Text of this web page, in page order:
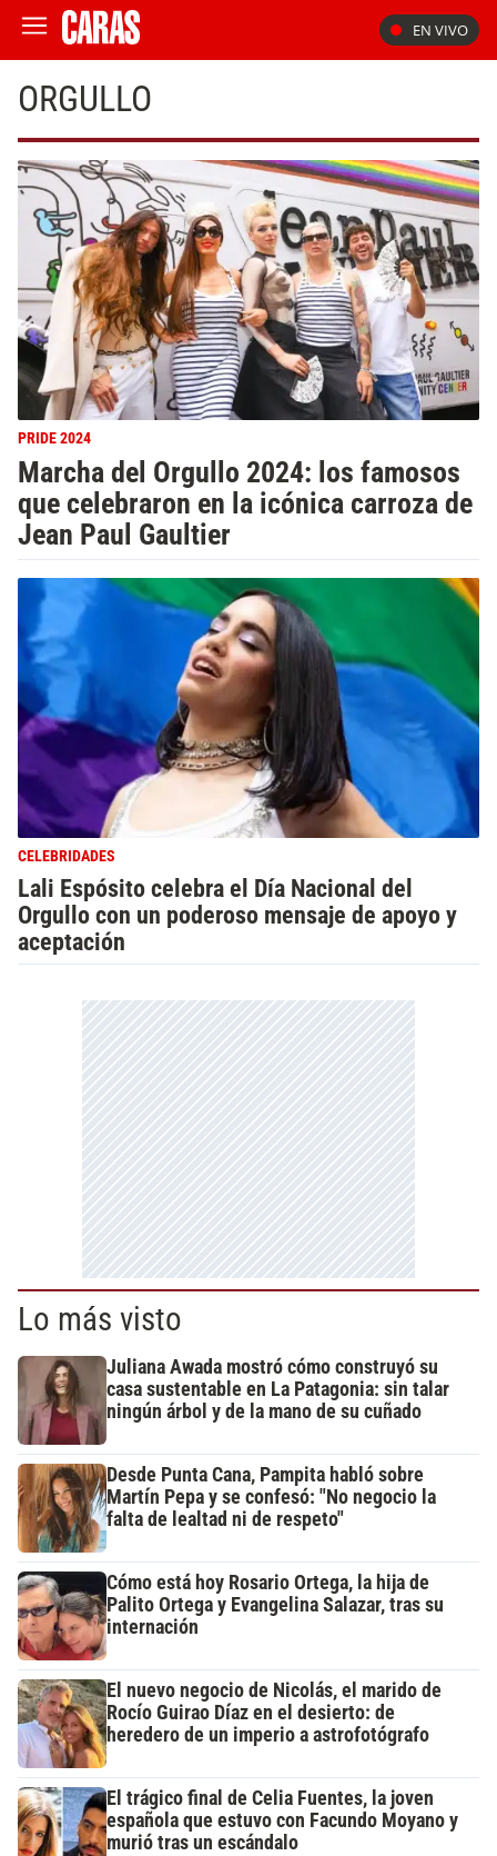
EN VIVO
ORGULLO
PRIDE 2024
Marcha del Orgullo 2024: los famosos
que celebraron en la icónica carroza de
Jean Paul Gaultier
CELEBRIDADES
Lali Espósito celebra el Día Nacional del
Orgullo con un poderoso mensaje de apoyo y
aceptación
Lo más visto
Juliana Awada mostró cómo construyó su
casa sustentable en La Patagonia: sin talar
ningún árbol y de la mano de su cuñado
Desde Punta Cana, Pampita habló sobre
Martín Pepa y se confesó: "No negocio la
falta de lealtad ni de respeto"
Cómo está hoy Rosario Ortega, la hija de
Palito Ortega y Evangelina Salazar, tras su
internación
El nuevo negocio de Nicolás, el marido de
Rocío Guirao Díaz en el desierto: de
heredero de un imperio a astrofotógrafo
El trágico final de Celia Fuentes, la joven
española que estuvo con Facundo Moyano y
murió tras un escándalo